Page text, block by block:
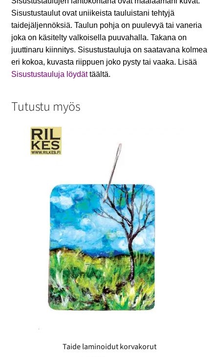
Sisustustaulut ovat uniikeista tauluistani tehtyjä
taidejäljennöksiä. Taulun pohja on puulevyä tai vaneria
joka on käsitelty valkoisella puuvahalla. Takana on
juuttinaru kiinnitys. Sisustustauluja on saatavana kolmea
eri kokoa, kuvasta riippuen joko pysty tai vaaka. Lisää
Sisustustauluja löydättäältä.
Tutustu myös
Taide laminoidut korvakorut